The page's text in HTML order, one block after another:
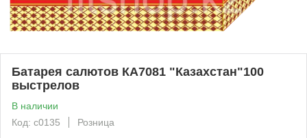
Батарея салютов КА7081 "Казахстан"100
выстрелов
В наличии
Код: c0135
Розница